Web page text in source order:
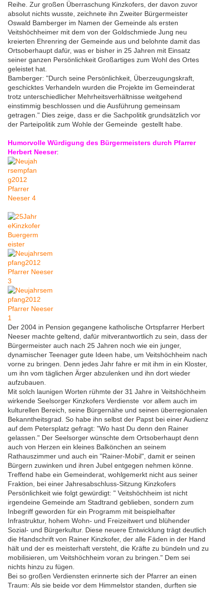
Reihe. Zur großen Überraschung Kinzkofers, der davon zuvor
absolut nichts wusste, zeichnete ihn Zweiter Bürgermeister
Oswald Bamberger im Namen der Gemeinde als ersten
Veitshöchheimer mit dem von der Goldschmiede Jung neu
kreierten Ehrenring der Gemeinde aus und belohnte damit das
Ortsoberhaupt dafür, was er bisher in 25 Jahren mit Einsatz
seiner ganzen Persönlichkeit Großartiges zum Wohl des Ortes
geleistet hat.
Bamberger: "Durch seine Persönlichkeit, Überzeugungskraft,
geschicktes Verhandeln wurden die Projekte im Gemeinderat
trotz unterschiedlicher Mehrheitsverhältnisse weitgehend
einstimmig beschlossen und die Ausführung gemeinsam
getragen." Dies zeige, dass er die Sachpolitik grundsätzlich vor
der Parteipolitik zum Wohle der Gemeinde gestellt habe.
Humorvolle Würdigung des Bürgermeisters durch Pfarrer
Herbert Neeser:
Der 2004 in Pension gegangene katholische Ortspfarrer Herbert
Neeser machte geltend, dafür mitverantwortlich zu sein, dass der
Bürgermeister auch nach 25 Jahren noch wie ein junger,
dynamischer Teenager gute Ideen habe, um Veitshöchheim nach
vorne zu bringen. Denn jedes Jahr fahre er mit ihm in ein Kloster,
um ihn vom täglichen Ärger abzulenken und ihn dort wieder
aufzubauen.
Mit solch launigen Worten rühmte der 31 Jahre in Veitshöchheim
wirkende Seelsorger Kinzkofers Verdienste vor allem auch im
kulturellen Bereich, seine Bürgernähe und seinen überregionalen
Bekanntheitsgrad. So habe ihn selbst der Papst bei einer Audienz
auf dem Petersplatz gefragt: "Wo hast Du denn den Rainer
gelassen." Der Seelsorger wünschte dem Ortsoberhaupt denn
auch von Herzen ein kleines Balkönchen an seinem
Rathauszimmer und auch ein "Rainer-Mobil", damit er seinen
Bürgern zuwinken und ihren Jubel entgegen nehmen könne.
Treffend habe ein Gemeinderat, wohlgemerkt nicht aus seiner
Fraktion, bei einer Jahresabschluss-Sitzung Kinzkofers
Persönlichkeit wie folgt gewürdigt: " Veitshöchheim ist nicht
irgendeine Gemeinde am Stadtrand geblieben, sondern zum
Inbegriff geworden für ein Programm mit beispielhafter
Infrastruktur, hohem Wohn- und Freizeitwert und blühender
Sozial- und Bürgerkultur. Diese neuere Entwicklung trägt deutlich
die Handschrift von Rainer Kinzkofer, der alle Fäden in der Hand
hält und der es meisterhaft versteht, die Kräfte zu bündeln und zu
mobilisieren, um Veitshöchheim voran zu bringen." Dem sei
nichts hinzu zu fügen.
Bei so großen Verdiensten erinnerte sich der Pfarrer an einen
Traum: Als sie beide vor dem Himmelstor standen, durften sie